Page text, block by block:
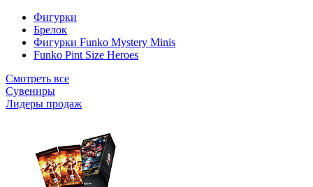
Фигурки
Брелок
Фигурки Funko Mystery Minis
Funko Pint Size Heroes
Смотреть все
Сувениры
Лидеры продаж